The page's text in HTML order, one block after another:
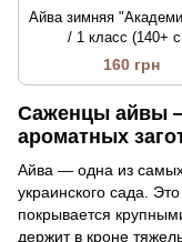
Айва зимняя
/ 1 класс (140+
160 грн
Саженцы айвы
ароматных
Айва — одна из
украинского сада.
покрывается
держит в кроне